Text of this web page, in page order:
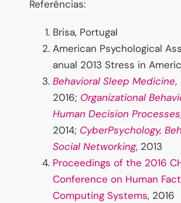
Referências:
Brisa, Portugal
American Psychological
anual 2013 Stress in
Behavioral Sleep Medicine,
2016; Organizational
Human Decision Processes
2014; CyberPsychology,
Social Networking, 2013
Proceedings of the 2016
Conference on Human
Computing Systems, 2016